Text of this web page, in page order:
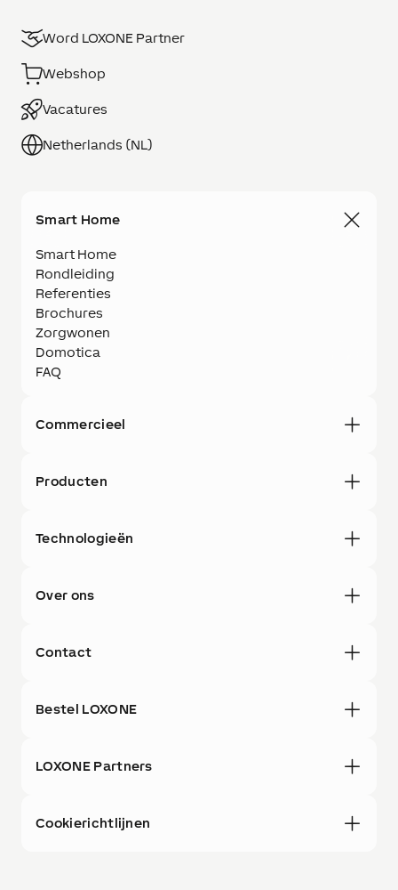
Word LOXONE Partner
Webshop
Vacatures
Netherlands (NL)
Smart Home
Smart Home
Rondleiding
Referenties
Brochures
Zorgwonen
Domotica
FAQ
Commercieel
Producten
Technologieën
Over ons
Contact
Bestel LOXONE
LOXONE Partners
Cookierichtlijnen